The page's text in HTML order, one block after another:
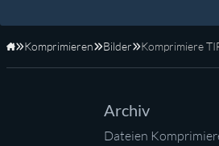
Startseite
Komprimieren Bilder Komprimiere
Archiv
Dateien